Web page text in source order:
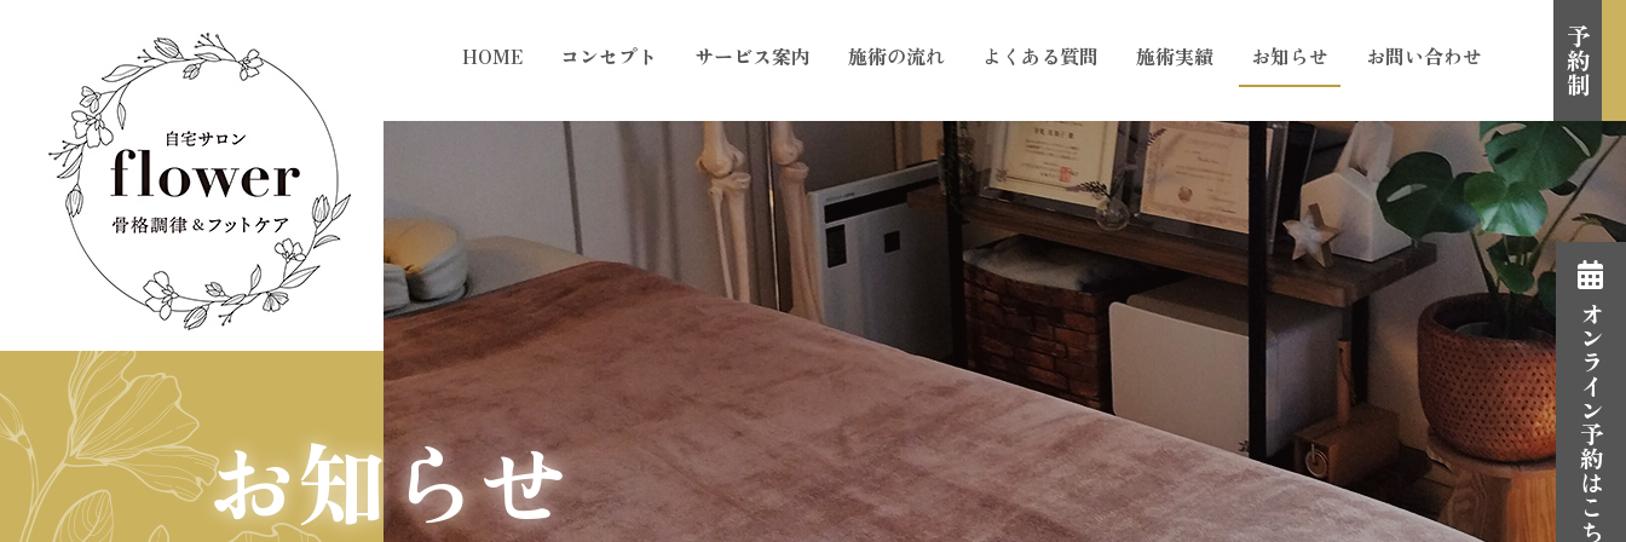
予約制
HOME コンセプト サービス案内 施術の流れ よくある質問 施術実績 お知らせ お問い合わせ
お知らせ オンライン予約はこちら